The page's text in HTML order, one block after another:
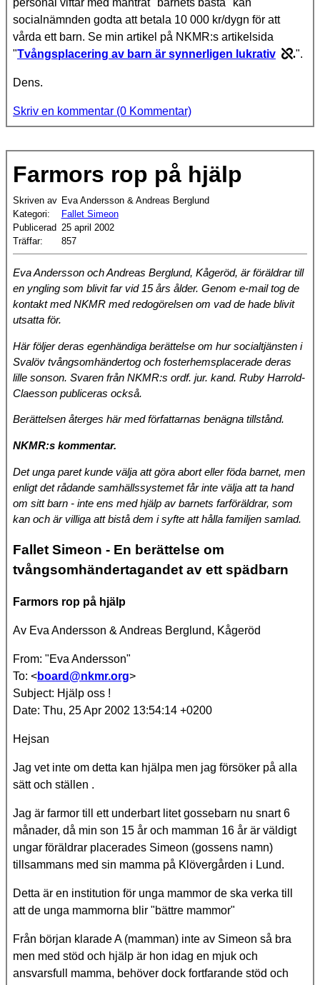
personal viftar med mantrat "barnets bästa" kan
socialnämnden godta att betala 10 000 kr/dygn för att
vårda ett barn. Se min artikel på NKMR:s artikelsida
"Tvångsplacering av barn är synnerligen lukrativ .".
Dens.
Skriv en kommentar (0 Kommentar)
Farmors rop på hjälp
Skriven av Eva Andersson & Andreas Berglund
Kategori:
Fallet Simeon
Publicerad 25 april 2002
Träffar:
857
Eva Andersson och Andreas Berglund, Kågeröd, är föräldrar till
en yngling som blivit far vid 15 års ålder. Genom e-mail tog de
kontakt med NKMR med redogörelsen om vad de hade blivit
utsatta för.
Här följer deras egenhändiga berättelse om hur socialtjänsten i
Svalöv tvångsomhändertog och fosterhemsplacerade deras
lille sonson. Svaren från NKMR:s ordf. jur. kand. Ruby Harrold-
Claesson publiceras också.
Berättelsen återges här med författarnas benägna tillstånd.
NKMR:s kommentar.
Det unga paret kunde välja att göra abort eller föda barnet, men
enligt det rådande samhällssystemet får inte välja att ta hand
om sitt barn - inte ens med hjälp av barnets farföräldrar, som
kan och är villiga att bistå dem i syfte att hålla familjen samlad.
Fallet Simeon - En berättelse om
tvångsomhändertagandet av ett spädbarn
Farmors rop på hjälp
Av Eva Andersson & Andreas Berglund, Kågeröd
From: "Eva Andersson"
To: <board@nkmr.org>
Subject: Hjälp oss !
Date: Thu, 25 Apr 2002 13:54:14 +0200
Hejsan
Jag vet inte om detta kan hjälpa men jag försöker på alla
sätt och ställen .
Jag är farmor till ett underbart litet gossebarn nu snart 6
månader, då min son 15 år och mamman 16 år är väldigt
ungar föräldrar placerades Simeon (gossens namn)
tillsammans med sin mamma på Klövergården i Lund.
Detta är en institution för unga mammor de ska verka till
att de unga mammorna blir "bättre mammor"
Från början klarade A (mamman) inte av Simeon så bra
men med stöd och hjälp är hon idag en mjuk och
ansvarsfull mamma, behöver dock fortfarande stöd och